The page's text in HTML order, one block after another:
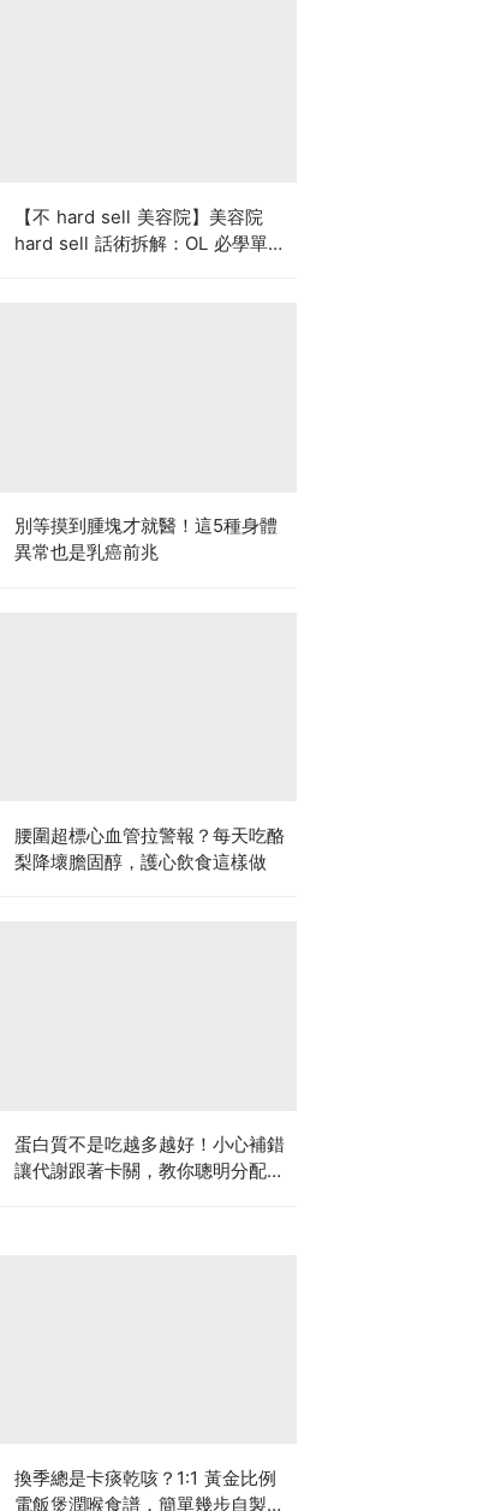
【不 hard sell 美容院】美容院
hard sell 話術拆解：OL 必學單次
別等摸到腫塊才就醫！這5種身體
異常也是乳癌前兆
腰圍超標心血管拉警報？每天吃酪
梨降壞膽固醇，護心飲食這樣做
蛋白質不是吃越多越好！小心補錯
讓代謝跟著卡關，教你聰明分配三
換季總是卡痰乾咳？1:1 黃金比例
電飯煲潤喉食譜，簡單幾步自製天